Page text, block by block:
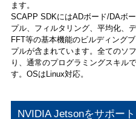
ます。
SCAPP SDKにはADボード/DAボ
プル、フィルタリング、平均化、
FFT等の基本機能のビルディング
プルが含まれています。全てのソ
り、通常のプログラミングスキル
す。OSはLinux対応。
NVIDIA Jetsonをサポート